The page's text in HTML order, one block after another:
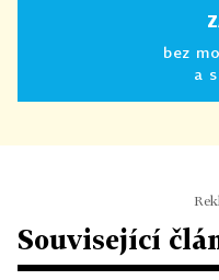
bez
a
Související